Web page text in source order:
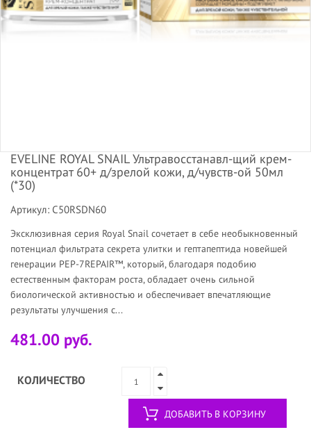
EVELINE ROYAL SNAIL Ультравосстанавл-щий крем-
концентрат 60+ д/зрелой кожи, д/чувств-ой 50мл
(*30)
Артикул: C50RSDN60
Эксклюзивная серия Royal Snail сочетает в себе необыкновенный
потенциал фильтрата секрета улитки и гептапептида новейшей
генерации PEP-7REPAIR™, который, благодаря подобию
естественным факторам роста, обладает очень сильной
биологической активностью и обеспечивает впечатляющие
результаты улучшения с...
481.00 руб.
КОЛИЧЕСТВО
ДОБАВИТЬ В КОРЗИНУ